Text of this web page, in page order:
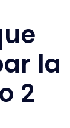
la
2